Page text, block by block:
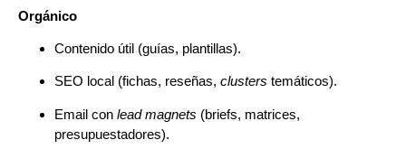
Orgánico
Contenido útil (guías, plantillas).
SEO local (fichas, reseñas, clusters temáticos).
Email con lead magnets (briefs, matrices,
presupuestadores).